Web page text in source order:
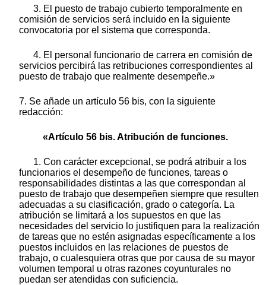
3. El puesto de trabajo cubierto temporalmente en
comisión de servicios será incluido en la siguiente
convocatoria por el sistema que corresponda.
4. El personal funcionario de carrera en comisión de
servicios percibirá las retribuciones correspondientes al
puesto de trabajo que realmente desempeñe.»
7. Se añade un artículo 56 bis, con la siguiente
redacción:
«Artículo 56 bis. Atribución de funciones.
1. Con carácter excepcional, se podrá atribuir a los
funcionarios el desempeño de funciones, tareas o
responsabilidades distintas a las que correspondan al
puesto de trabajo que desempeñen siempre que resulten
adecuadas a su clasificación, grado o categoría. La
atribución se limitará a los supuestos en que las
necesidades del servicio lo justifiquen para la realización
de tareas que no estén asignadas específicamente a los
puestos incluidos en las relaciones de puestos de
trabajo, o cualesquiera otras que por causa de su mayor
volumen temporal u otras razones coyunturales no
puedan ser atendidas con suficiencia.